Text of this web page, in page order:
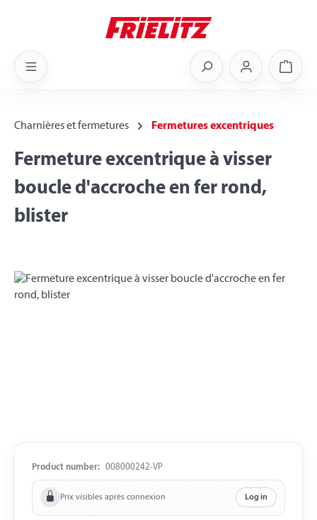
Charnières et fermetures Fermetures excentriques
Fermeture excentrique à visser
boucle d'accroche en fer rond,
blister
Skip image gallery
Product number: 008000242-VP
Prix visibles après connexion Log in